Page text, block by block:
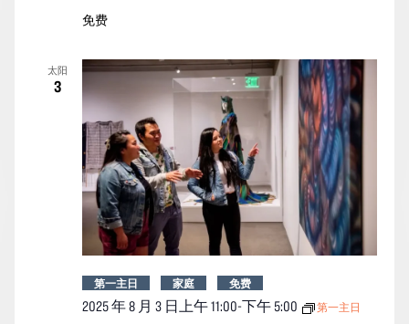
免费
太阳
3
2025 年 8 月 3 日上午 11:00-下午 5:00 第一主日
第一主日 家庭 免费